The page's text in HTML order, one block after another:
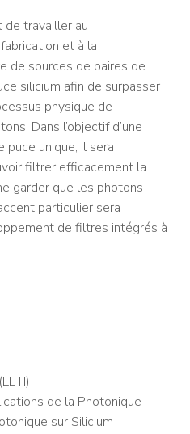
de travailler au
et à la
de sources de paires de
silicium afin de surpasser
physique de
Dans l’objectif d’une
unique, il sera
filtrer efficacement la
garder que les photons
particulier sera
de filtres intégrés à
de la Photonique
sur Silicium